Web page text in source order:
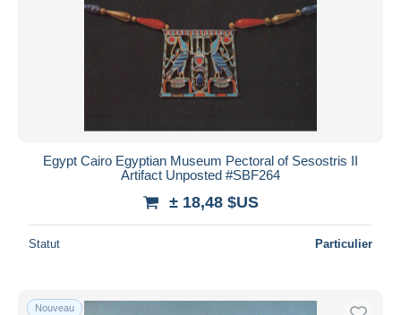
Appliquer
Egypt Cairo Egyptian Museum Pectoral of Sesostris II
Artifact Unposted #SBF264
± 18,48 $US
Statut Particulier
Nouveau